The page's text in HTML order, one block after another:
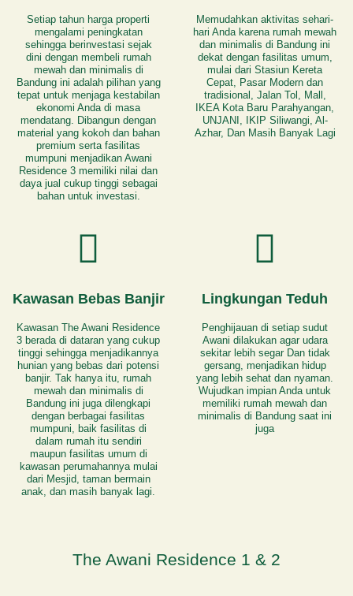
Setiap tahun harga properti
mengalami peningkatan
sehingga berinvestasi sejak
dini dengan membeli rumah
mewah dan minimalis di
Bandung ini adalah pilihan yang
tepat untuk menjaga kestabilan
ekonomi Anda di masa
mendatang. Dibangun dengan
material yang kokoh dan bahan
premium serta fasilitas
mumpuni menjadikan Awani
Residence 3 memiliki nilai dan
daya jual cukup tinggi sebagai
bahan untuk investasi.
Memudahkan aktivitas sehari-
hari Anda karena rumah mewah
dan minimalis di Bandung ini
dekat dengan fasilitas umum,
mulai dari Stasiun Kereta
Cepat, Pasar Modern dan
tradisional, Jalan Tol, Mall,
IKEA Kota Baru Parahyangan,
UNJANI, IKIP Siliwangi, Al-
Azhar, Dan Masih Banyak Lagi
Kawasan Bebas Banjir
Kawasan The Awani Residence
3 berada di dataran yang cukup
tinggi sehingga menjadikannya
hunian yang bebas dari potensi
banjir. Tak hanya itu, rumah
mewah dan minimalis di
Bandung ini juga dilengkapi
dengan berbagai fasilitas
mumpuni, baik fasilitas di
dalam rumah itu sendiri
maupun fasilitas umum di
kawasan perumahannya mulai
dari Mesjid, taman bermain
anak, dan masih banyak lagi.
Lingkungan Teduh
Penghijauan di setiap sudut
Awani dilakukan agar udara
sekitar lebih segar Dan tidak
gersang, menjadikan hidup
yang lebih sehat dan nyaman.
Wujudkan impian Anda untuk
memiliki rumah mewah dan
minimalis di Bandung saat ini
juga
The Awani Residence 1 & 2